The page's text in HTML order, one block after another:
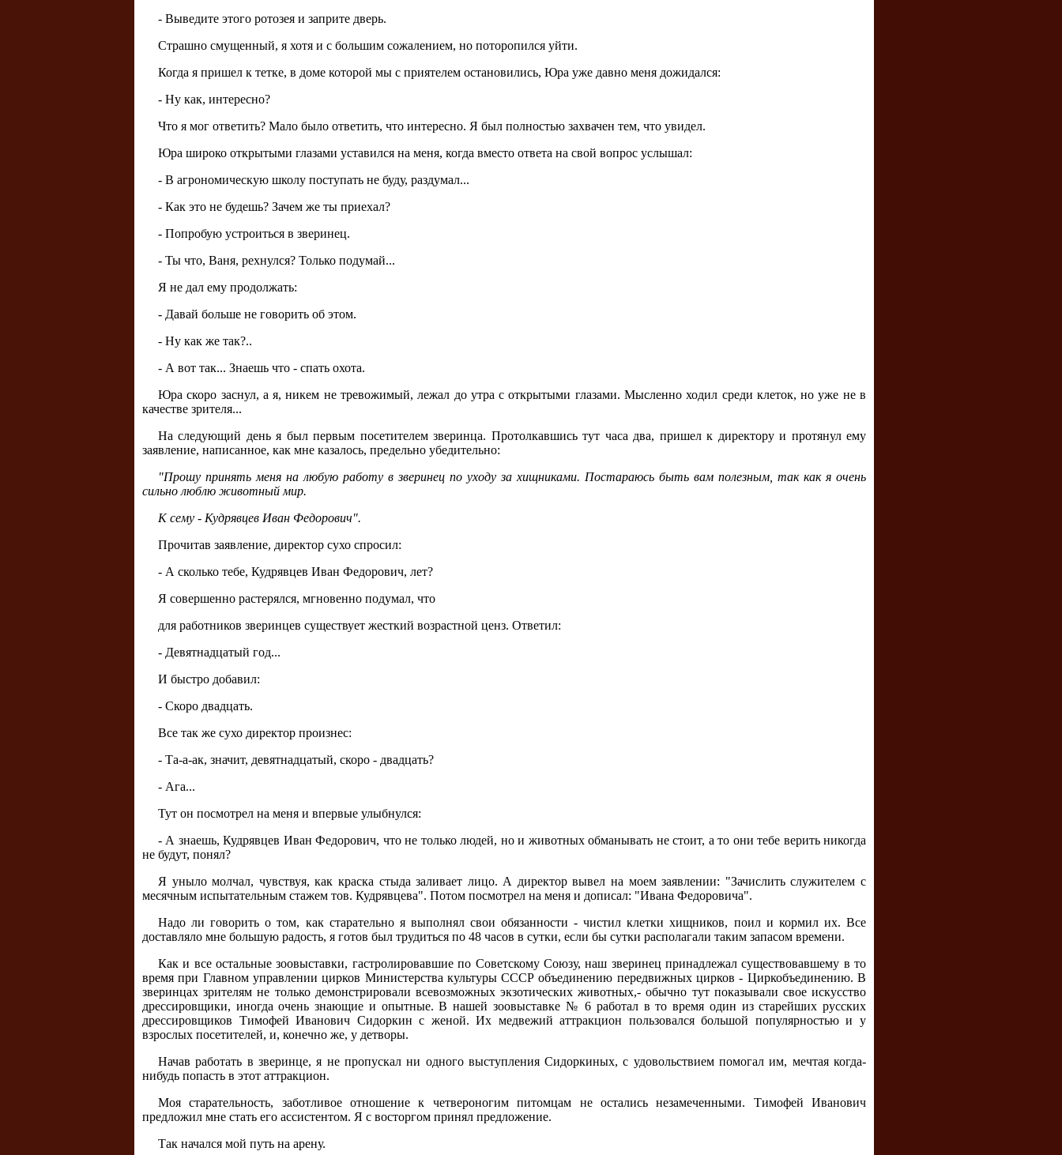
- Выведите этого ротозея и заприте дверь.
Страшно смущенный, я хотя и с большим сожалением, но поторопился уйти.
Когда я пришел к тетке, в доме которой мы с приятелем остановились, Юра уже давно меня дожидался:
- Ну как, интересно?
Что я мог ответить? Мало было ответить, что интересно. Я был полностью захвачен тем, что увидел.
Юра широко открытыми глазами уставился на меня, когда вместо ответа на свой вопрос услышал:
- В агрономическую школу поступать не буду, раздумал...
- Как это не будешь? Зачем же ты приехал?
- Попробую устроиться в зверинец.
- Ты что, Ваня, рехнулся? Только подумай...
Я не дал ему продолжать:
- Давай больше не говорить об этом.
- Ну как же так?..
- А вот так... Знаешь что - спать охота.
Юра скоро заснул, а я, никем не тревожимый, лежал до утра с открытыми глазами. Мысленно ходил среди клеток, но уже не в
качестве зрителя...
На следующий день я был первым посетителем зверинца. Протолкавшись тут часа два, пришел к директору и протянул ему
заявление, написанное, как мне казалось, предельно убедительно:
"Прошу принять меня на любую работу в зверинец по уходу за хищниками. Постараюсь быть вам полезным, так как я очень
сильно люблю животный мир.
К сему - Кудрявцев Иван Федорович".
Прочитав заявление, директор сухо спросил:
- А сколько тебе, Кудрявцев Иван Федорович, лет?
Я совершенно растерялся, мгновенно подумал, что
для работников зверинцев существует жесткий возрастной ценз. Ответил:
- Девятнадцатый год...
И быстро добавил:
- Скоро двадцать.
Все так же сухо директор произнес:
- Та-а-ак, значит, девятнадцатый, скоро - двадцать?
- Ага...
Тут он посмотрел на меня и впервые улыбнулся:
- А знаешь, Кудрявцев Иван Федорович, что не только людей, но и животных обманывать не стоит, а то они тебе верить никогда
не будут, понял?
Я уныло молчал, чувствуя, как краска стыда заливает лицо. А директор вывел на моем заявлении: "Зачислить служителем с
месячным испытательным стажем тов. Кудрявцева". Потом посмотрел на меня и дописал: "Ивана Федоровича".
Надо ли говорить о том, как старательно я выполнял свои обязанности - чистил клетки хищников, поил и кормил их. Все
доставляло мне большую радость, я готов был трудиться по 48 часов в сутки, если бы сутки располагали таким запасом времени.
Как и все остальные зоовыставки, гастролировавшие по Советскому Союзу, наш зверинец принадлежал существовавшему в то
время при Главном управлении цирков Министерства культуры СССР объединению передвижных цирков - Циркобъединению. В
зверинцах зрителям не только демонстрировали всевозможных экзотических животных,- обычно тут показывали свое искусство
дрессировщики, иногда очень знающие и опытные. В нашей зоовыставке № 6 работал в то время один из старейших русских
дрессировщиков Тимофей Иванович Сидоркин с женой. Их медвежий аттракцион пользовался большой популярностью и у
взрослых посетителей, и, конечно же, у детворы.
Начав работать в зверинце, я не пропускал ни одного выступления Сидоркиных, с удовольствием помогал им, мечтая когда-
нибудь попасть в этот аттракцион.
Моя старательность, заботливое отношение к четвероногим питомцам не остались незамеченными. Тимофей Иванович
предложил мне стать его ассистентом. Я с восторгом принял предложение.
Так начался мой путь на арену.